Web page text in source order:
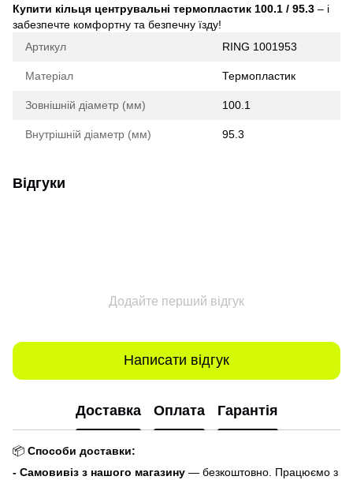
Купити кільця центрувальні термопластик 100.1 / 95.3 – і
забезпечте комфортну та безпечну їзду!
Артикул
RING 1001953
Матеріал Термопластик
Зовнішній діаметр (мм) 100.1
Внутрішній діаметр (мм) 95.3
Відгуки
Додайте перший відгук
Написати відгук
Доставка Оплата Гарантія
📦 Способи доставки:
- Самовивіз з нашого магазину — безкоштовно. Працюємо з